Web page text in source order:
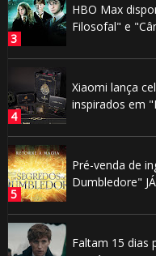
HBO Max
Filosofal" e
Xiaomi lança
inspirados em
Pré-venda de
Dumbledore"
Faltam 15 dias